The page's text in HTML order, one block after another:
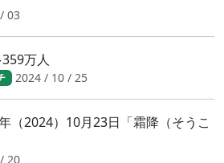
03
万人
2024 / 10 / 25
2024）10月23日「霜降（そうこ
20